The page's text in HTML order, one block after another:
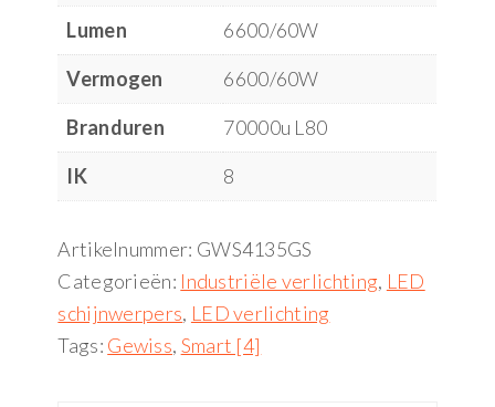
Lumen
6600/60W
Vermogen
6600/60W
Branduren
70000u L80
IK
8
Artikelnummer: GWS4135GS
Categorieën: Industriële verlichting, LED
schijnwerpers, LED verlichting
Tags: Gewiss, Smart [4]